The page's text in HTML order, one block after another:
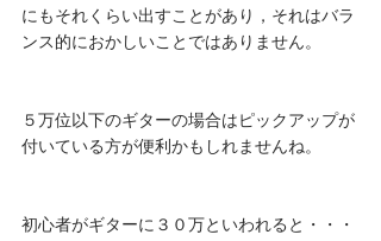
にもそれくらい出すことがあり，それはバラ
ンス的におかしいことではありません。
５万位以下のギターの場合はピックアップが
付いている方が便利かもしれませんね。
初心者がギターに３０万といわれると・・・